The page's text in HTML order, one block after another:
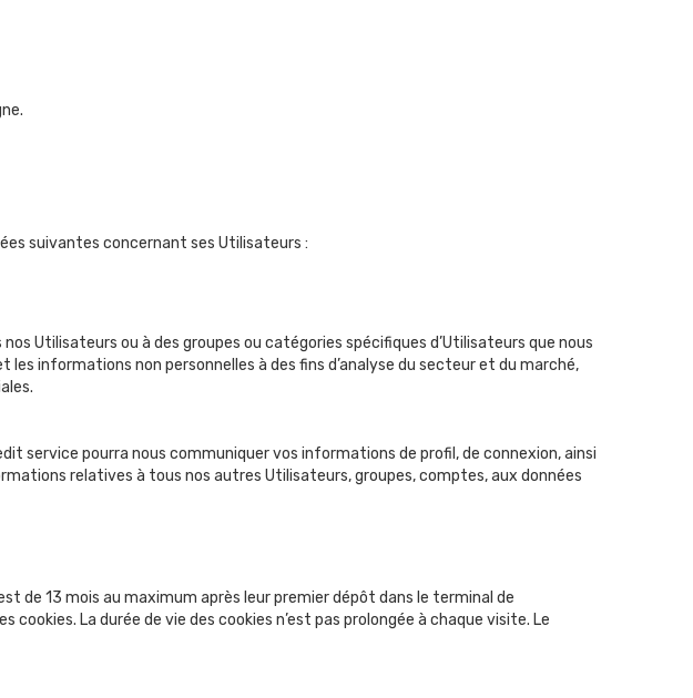
suivantes concernant ses Utilisateurs :
Utilisateurs ou à des groupes ou catégories spécifiques d’Utilisateurs que nous
informations non personnelles à des fins d’analyse du secteur et du marché,
service pourra nous communiquer vos informations de profil, de connexion, ainsi
relatives à tous nos autres Utilisateurs, groupes, comptes, aux données
de 13 mois au maximum après leur premier dépôt dans le terminal de
La durée de vie des cookies n’est pas prolongée à chaque visite. Le